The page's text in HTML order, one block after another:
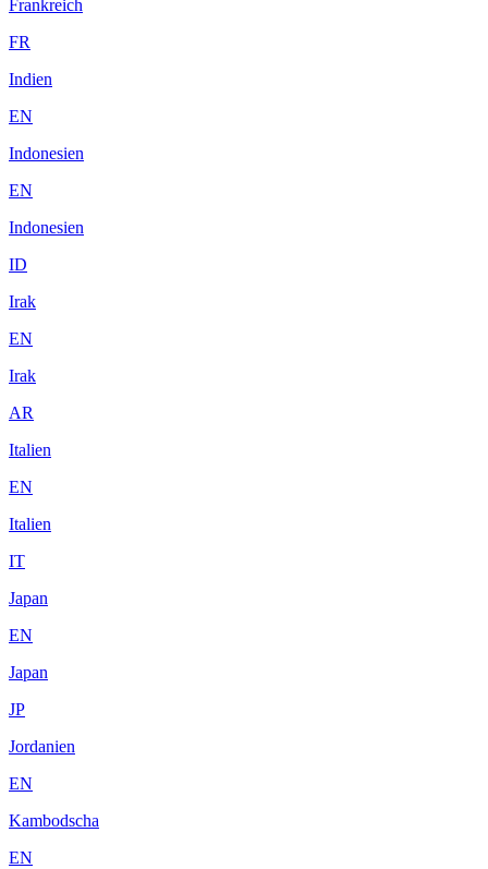
Frankreich
FR
Indien
EN
Indonesien
EN
Indonesien
ID
Irak
EN
Irak
AR
Italien
EN
Italien
IT
Japan
EN
Japan
JP
Jordanien
EN
Kambodscha
EN